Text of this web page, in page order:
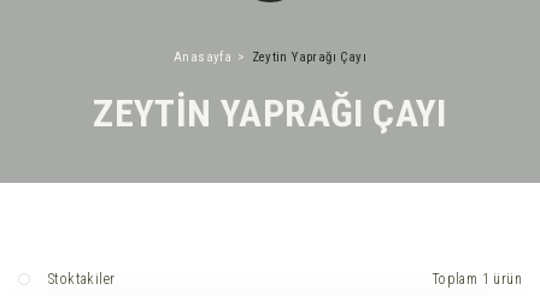
Anasayfa Zeytin Yaprağı Çayı
ZEYTIN YAPRAĞI ÇAYI
Stoktakiler Toplam 1 ürün